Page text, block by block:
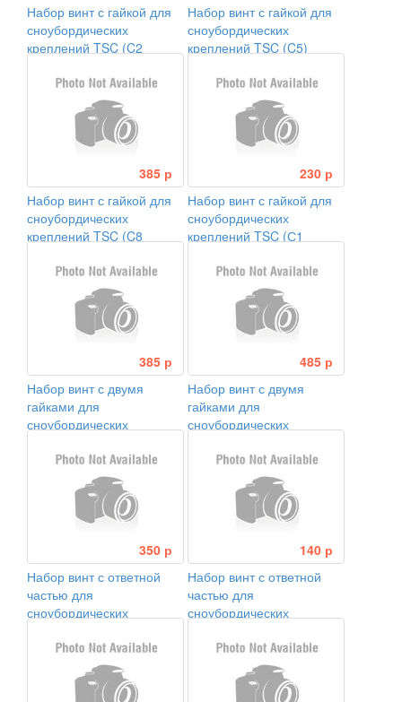
Набор винт с гайкой для
сноубордических
креплений TSC (C2
Набор винт с гайкой для
сноубордических
креплений TSC (C5)
385 р
Набор винт с гайкой для
сноубордических
креплений TSC (C8
230 р
Набор винт с гайкой для
сноубордических
креплений TSC (С1
M5*13.5mm)
385 р
Набор винт с двумя
гайками для
сноубордических
485 р
Набор винт с двумя
гайками для
сноубордических
350 р
Набор винт с ответной
частью для
сноубордических
M5*15мм M5*15,5мм)
140 р
Набор винт с ответной
частью для
сноубордических
M4*9мм M4*5,5мм)